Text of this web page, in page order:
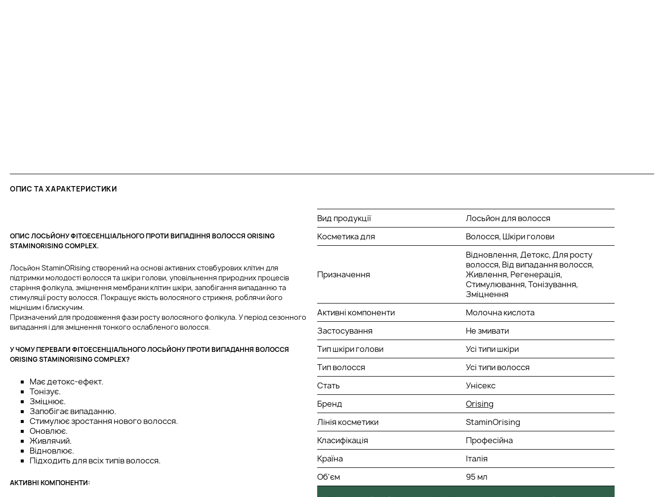
ОПИС ТА ХАРАКТЕРИСТИКИ
ОПИС ЛОСЬЙОНУ ФІТОЕСЕНЦІАЛЬНОГО ПРОТИ ВИПАДІННЯ ВОЛОССЯ ORISING
STAMINORISING COMPLEX.
Лосьйон StaminORising створений на основі активних стовбурових клітин для
підтримки молодості волосся та шкіри голови, уповільнення природних процесів
старіння фолікула, зміцнення мембрани клітин шкіри, запобігання випаданню та
стимуляції росту волосся. Покращує якість волосяного стрижня, роблячи його
міцнішим і блискучим.
Призначений для продовження фази росту волосяного фолікула. У період сезонного
випадання і для зміцнення тонкого ослабленого волосся.
У ЧОМУ ПЕРЕВАГИ ФІТОЕСЕНЦІАЛЬНОГО ЛОСЬЙОНУ ПРОТИ ВИПАДАННЯ ВОЛОССЯ
ORISING STAMINORISING COMPLEX?
Має детокс-ефект.
Тонізує.
Зміцнює.
Запобігає випаданню.
Стимулює зростання нового волосся.
Оновлює.
Живлячий.
Відновлює.
Підходить для всіх типів волосся.
АКТИВНІ КОМПОНЕНТИ:
Вид продукції
Лосьйон для волосся
Косметика для
Волосся, Шкіри голови
Призначення
Відновлення, Детокс, Для росту
волосся, Від випадання волосся,
Живлення, Регенерація,
Стимулювання, Тонізування,
Зміцнення
Активні компоненти
Молочна кислота
Застосування
Не змивати
Тип шкіри голови
Усі типи шкіри
Тип волосся
Усі типи волосся
Стать
Унісекс
Бренд
Orising
Лінія косметики
StaminOrising
Класифікація
Професійна
Країна
Італія
Об'єм
95 мл